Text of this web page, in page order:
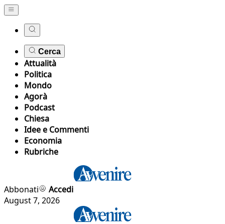
Cerca
Attualità
Politica
Mondo
Agorà
Podcast
Chiesa
Idee e Commenti
Economia
Rubriche
Abbonati
Accedi
August 7, 2026